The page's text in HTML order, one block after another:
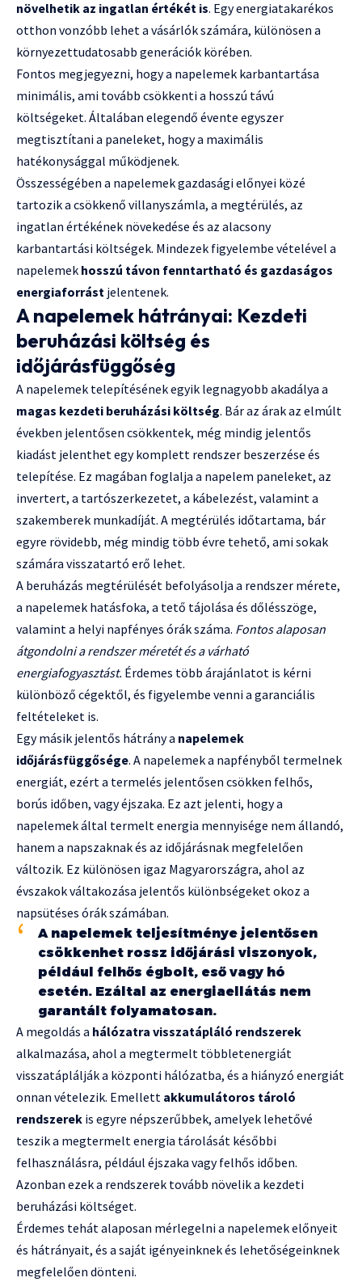
növelhetik az ingatlan értékét is. Egy energiatakarékos
otthon vonzóbb lehet a vásárlók számára, különösen a
környezettudatosabb generációk körében.
Fontos megjegyezni, hogy a napelemek karbantartása
minimális, ami tovább csökkenti a hosszú távú
költségeket. Általában elegendő évente egyszer
megtisztítani a paneleket, hogy a maximális
hatékonysággal működjenek.
Összességében a napelemek gazdasági előnyei közé
tartozik a csökkenő villanyszámla, a megtérülés, az
ingatlan értékének növekedése és az alacsony
karbantartási költségek. Mindezek figyelembe vételével a
napelemek hosszú távon fenntartható és gazdaságos
energiaforrást jelentenek.
A napelemek hátrányai: Kezdeti
beruházási költség és
időjárásfüggőség
A napelemek telepítésének egyik legnagyobb akadálya a
magas kezdeti beruházási költség. Bár az árak az elmúlt
években jelentősen csökkentek, még mindig jelentős
kiadást jelenthet egy komplett rendszer beszerzése és
telepítése. Ez magában foglalja a napelem paneleket, az
invertert, a tartószerkezetet, a kábelezést, valamint a
szakemberek munkadíját. A megtérülés időtartama, bár
egyre rövidebb, még mindig több évre tehető, ami sokak
számára visszatartó erő lehet.
A beruházás megtérülését befolyásolja a rendszer mérete,
a napelemek hatásfoka, a tető tájolása és dőlésszöge,
valamint a helyi napfényes órák száma. Fontos alaposan
átgondolni a rendszer méretét és a várható
energiafogyasztást. Érdemes több árajánlatot is kérni
különböző cégektől, és figyelembe venni a garanciális
feltételeket is.
Egy másik jelentős hátrány a napelemek
időjárásfüggősége. A napelemek a napfényből termelnek
energiát, ezért a termelés jelentősen csökken felhős,
borús időben, vagy éjszaka. Ez azt jelenti, hogy a
napelemek által termelt energia mennyisége nem állandó,
hanem a napszaknak és az időjárásnak megfelelően
változik. Ez különösen igaz Magyarországra, ahol az
évszakok váltakozása jelentős különbségeket okoz a
napsütéses órák számában.
A napelemek teljesítménye jelentősen
csökkenhet rossz időjárási viszonyok,
például felhős égbolt, eső vagy hó
esetén. Ezáltal az energiaellátás nem
garantált folyamatosan.
A megoldás a hálózatra visszatápláló rendszerek
alkalmazása, ahol a megtermelt többletenergiát
visszatáplálják a központi hálózatba, és a hiányzó energiát
onnan vételezik. Emellett akkumulátoros tároló
rendszerek is egyre népszerűbbek, amelyek lehetővé
teszik a megtermelt energia tárolását későbbi
felhasználásra, például éjszaka vagy felhős időben.
Azonban ezek a rendszerek tovább növelik a kezdeti
beruházási költséget.
Érdemes tehát alaposan mérlegelni a napelemek előnyeit
és hátrányait, és a saját igényeinknek és lehetőségeinknek
megfelelően dönteni.